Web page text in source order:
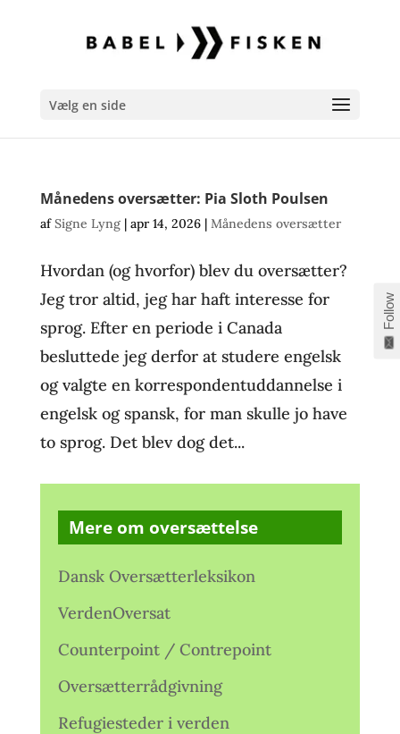
Vælg en side
Månedens oversætter: Pia Sloth Poulsen
afSigne Lyng| apr 14, 2026| Månedens oversætter
Hvordan (og hvorfor) blev du oversætter?
Jeg tror altid, jeg har haft interesse for
sprog. Efter en periode i Canada
besluttede jeg derfor at studere engelsk
og valgte en korrespondentuddannelse i
engelsk og spansk, for man skulle jo have
to sprog. Det blev dog det...
Mere om oversættelse
Dansk Oversætterleksikon
VerdenOversat
Counterpoint / Contrepoint
Oversætterrådgivning
Refugiesteder i verden
Follow